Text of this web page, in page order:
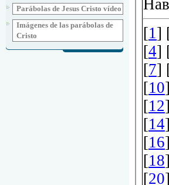
Parábolas de Jesus Cristo vídeo
Imágenes de las parábolas de
Cristo